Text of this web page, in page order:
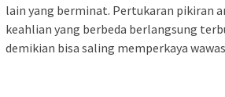
lain yang berminat. Pertukaran pikiran
keahlian yang berbeda berlangsung
demikian bisa saling memperkaya